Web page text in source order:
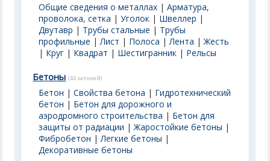
Общие сведения о металлах |Арматура,
проволока, сетка |Уголок | Швеллер |
Двутавр | Трубы стальные | Трубы
профильные |Лист | Полоса |Лента |Жесть
| Круг | Квадрат | Шестигранник | Рельсы
Бетоны (44 записей)
Бетон |Свойства бетона | Гидротехнический
бетон | Бетон для дорожного и
аэродромного строительства | Бетон для
защиты от радиации |Жаростойкие бетоны |
Фибробетон |Легкие бетоны |
Декоративные бетоны